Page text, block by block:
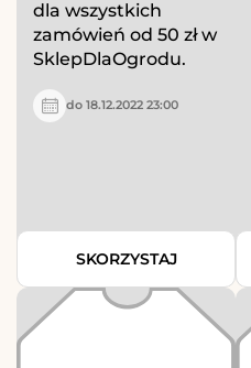
dla wszystkich
zamówień od 50 zł w
SklepDlaOgrodu.
do 18.12.2022 23:00
SKORZYSTAJ